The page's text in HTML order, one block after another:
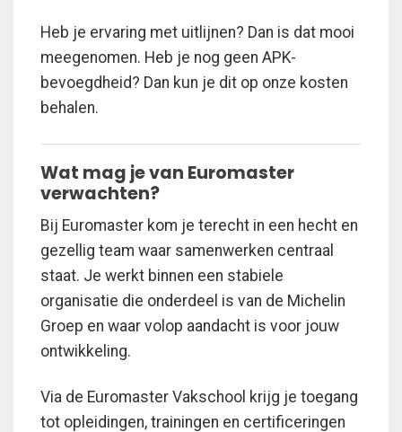
Heb je ervaring met uitlijnen? Dan is dat mooi
meegenomen. Heb je nog geen APK-
bevoegdheid? Dan kun je dit op onze kosten
behalen.
Wat mag je van Euromaster
verwachten?
Bij Euromaster kom je terecht in een hecht en
gezellig team waar samenwerken centraal
staat. Je werkt binnen een stabiele
organisatie die onderdeel is van de Michelin
Groep en waar volop aandacht is voor jouw
ontwikkeling.
Via de Euromaster Vakschool krijg je toegang
tot opleidingen, trainingen en certificeringen